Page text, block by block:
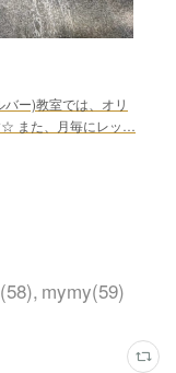
ー)教室では、オリ
☆ また、月毎にレッ…
(58) mymy(59)